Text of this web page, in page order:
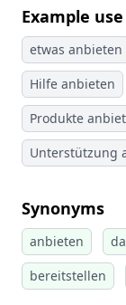
Example use
etwas anbieten
Hilfe anbieten
Produkte
Unterstützung
Synonyms
anbieten
bereitstellen